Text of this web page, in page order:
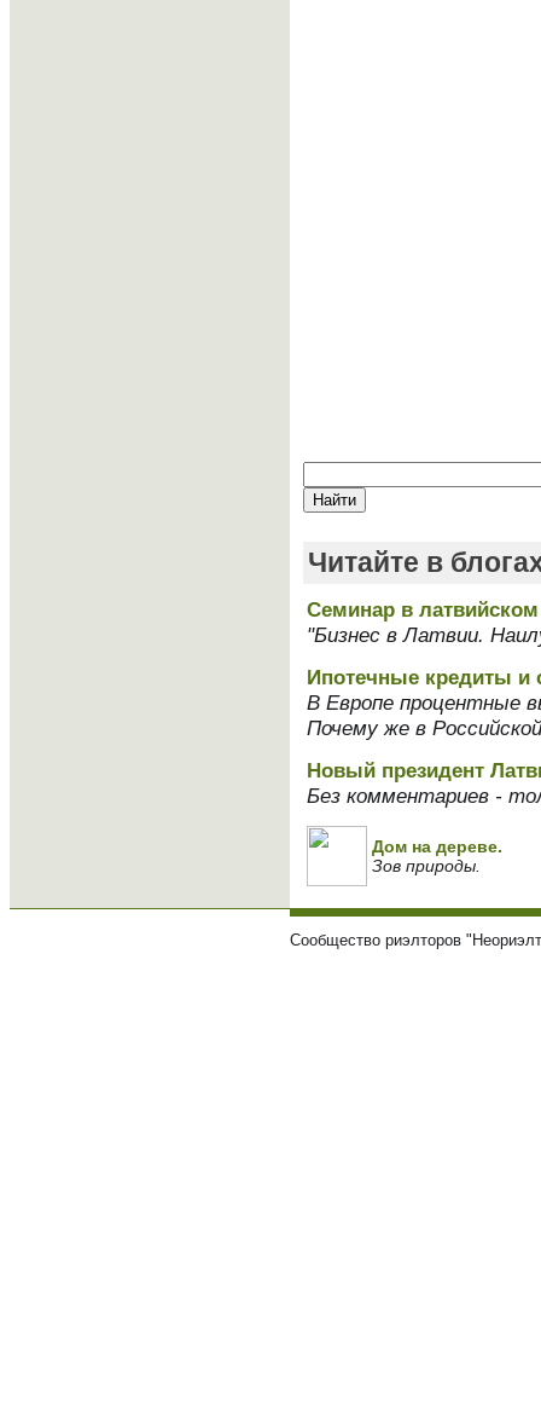
Читайте в
Cеминар в
"Бизнес в Латвии.
Ипотечные кредиты и
В Европе процентные
Почему же в
Новый президент
Без комментариев -
Дом на дереве.
Зов природы.
Сообщество риэлторов